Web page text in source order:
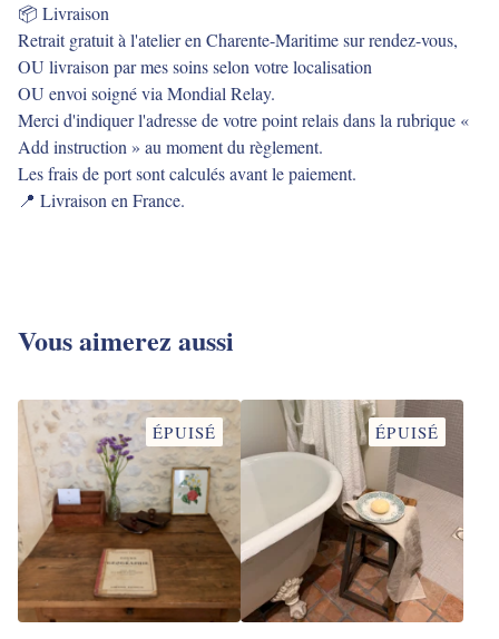
📦 Livraison
Retrait gratuit à l'atelier en Charente-Maritime sur rendez-vous,
OU livraison par mes soins selon votre localisation
OU envoi soigné via Mondial Relay.
Merci d'indiquer l'adresse de votre point relais dans la rubrique «
Add instruction » au moment du règlement.
Les frais de port sont calculés avant le paiement.
📍 Livraison en France.
Vous aimerez aussi
ÉPUISÉ ÉPUISÉ